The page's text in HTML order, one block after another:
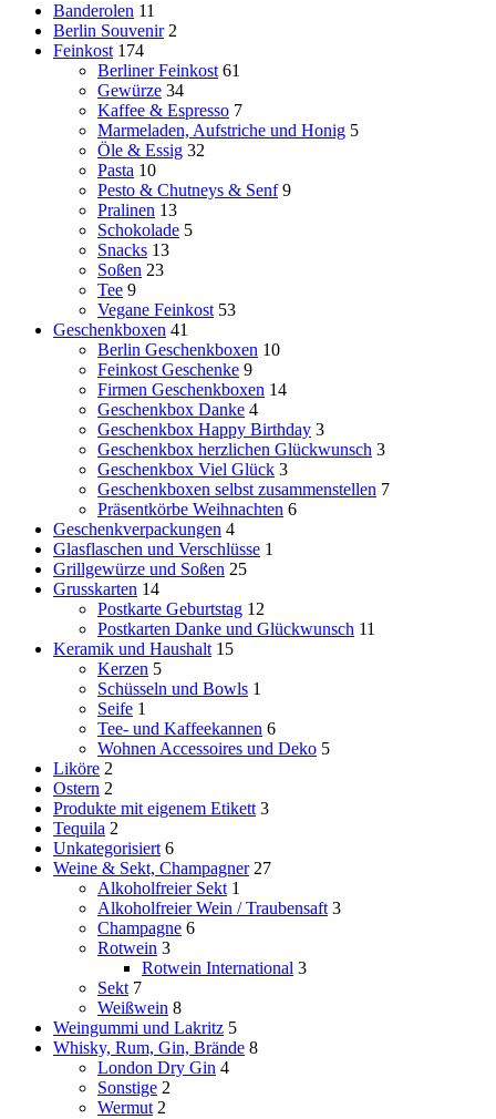
Banderolen 11
Berlin Souvenir 2
Feinkost 174
Berliner Feinkost 61
Gewürze 34
Kaffee & Espresso 7
Marmeladen, Aufstriche und Honig 5
Öle & Essig 32
Pasta 10
Pesto & Chutneys & Senf 9
Pralinen 13
Schokolade 5
Snacks 13
Soßen 23
Tee 9
Vegane Feinkost 53
Geschenkboxen 41
Berlin Geschenkboxen 10
Feinkost Geschenke 9
Firmen Geschenkboxen 14
Geschenkbox Danke 4
Geschenkbox Happy Birthday 3
Geschenkbox herzlichen Glückwunsch 3
Geschenkbox Viel Glück 3
Geschenkboxen selbst zusammenstellen 7
Präsentkörbe Weihnachten 6
Geschenkverpackungen 4
Glasflaschen und Verschlüsse 1
Grillgewürze und Soßen 25
Grusskarten 14
Postkarte Geburtstag 12
Postkarten Danke und Glückwunsch 11
Keramik und Haushalt 15
Kerzen 5
Schüsseln und Bowls 1
Seife 1
Tee- und Kaffeekannen 6
Wohnen Accessoires und Deko 5
Liköre 2
Ostern 2
Produkte mit eigenem Etikett 3
Tequila 2
Unkategorisiert 6
Weine & Sekt, Champagner 27
Alkoholfreier Sekt 1
Alkoholfreier Wein / Traubensaft 3
Champagne 6
Rotwein 3
Rotwein International 3
Sekt 7
Weißwein 8
Weingummi und Lakritz 5
Whisky, Rum, Gin, Brände 8
London Dry Gin 4
Sonstige 2
Wermut 2